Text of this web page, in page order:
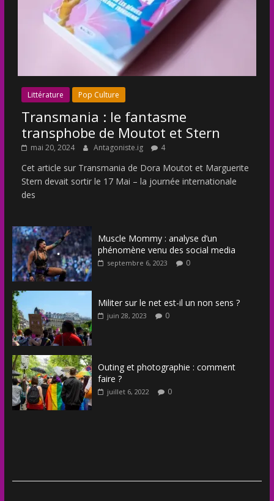
Littérature Pop Culture
Transmania : le fantasme
transphobe de Moutot et Stern
mai 20, 2024 Antagoniste.ig 4
Cet article sur Transmania de Dora Moutot et Marguerite
Stern devait sortir le 17 Mai – la journée internationale
des
Muscle Mommy : analyse d’un
phénomène venu des social media
septembre 6, 2023 0
Militer sur le net est-il un non sens ?
juin 28, 2023 0
Outing et photographie : comment
faire ?
juillet 6, 2022 0